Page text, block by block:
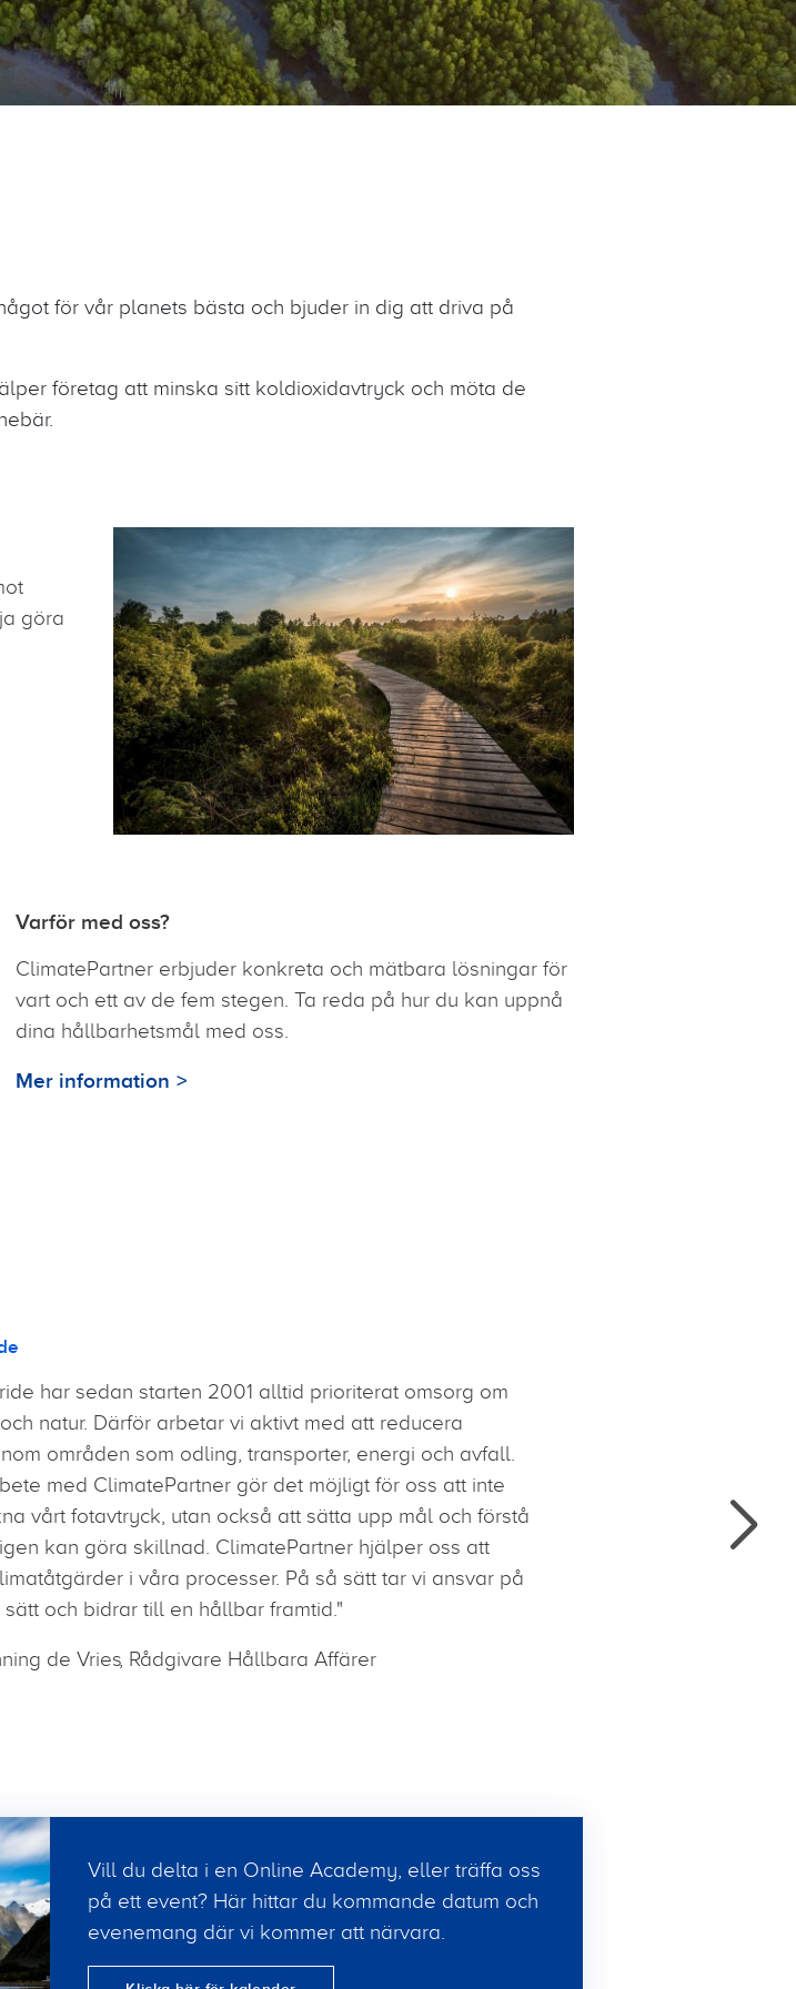
för vår planets bästa och bjuder in dig att driva på
företag att minska sitt koldioxidavtryck och möta de
göra
Varför med oss?
ClimatePartner erbjuder konkreta och mätbara lösningar för
vart och ett av de fem stegen. Ta reda på hur du kan uppnå
dina hållbarhetsmål med oss.
Mer information
har sedan starten 2001 alltid prioriterat omsorg om
natur. Därför arbetar vi aktivt med att reducera
områden som odling, transporter, energi och avfall.
med ClimatePartner gör det möjligt för oss att inte
vårt fotavtryck, utan också att sätta upp mål och förstå
kan göra skillnad. ClimatePartner hjälper oss att
i våra processer. På så sätt tar vi ansvar på
och bidrar till en hållbar framtid."
de Vries Rådgivare Hållbara Affärer
Vill du delta i en Online Academy, eller träffa oss
på ett event? Här hittar du kommande datum och
evenemang där vi kommer att närvara.